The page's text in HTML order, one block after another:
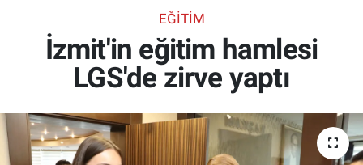
EĞITIM
İzmit'in eğitim hamlesi
LGS'de zirve yaptı
Yerel
Yaşam
Kültür & Sanat
Bilim-Teknoloji
Trafik Durumu
Süper Lig Puan Durumu ve Fikstür
Tüm Manşetler
Son Dakika Haberleri